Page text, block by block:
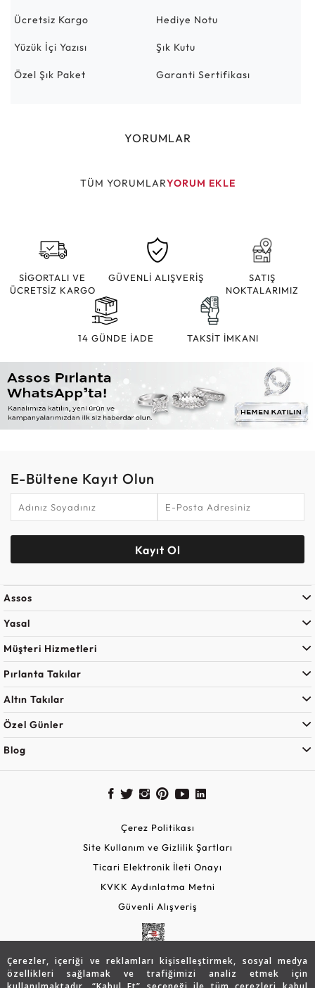
Çerezler, içeriği ve reklamları kişiselleştirmek, sosyal medya
özellikleri sağlamak ve trafiğimizi analiz etmek için
Ücretsiz Kargo Hediye Notu
Yüzük İçi Yazısı Şık Kutu
Özel Şık Paket Garanti Sertifikası
YORUMLAR
TÜM YORUMLARYORUM EKLE
SİGORTALI VE
ÜCRETSİZ KARGO
GÜVENLİ ALIŞVERİŞ
SATIŞ
NOKTALARIMIZ
14 GÜNDE İADE TAKSİT İMKANI
E-Bültene Kayıt Olun
Kayıt Ol
Assos
Yasal
Müşteri Hizmetleri
Pırlanta Takılar
Altın Takılar
Özel Günler
Blog
Çerez Politikası
Site Kullanım ve Gizlilik Şartları
Ticari Elektronik İleti Onayı
KVKK Aydınlatma Metni
Güvenli Alışveriş